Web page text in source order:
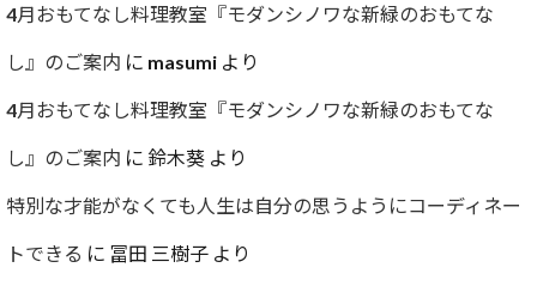
4月おもてなし料理教室『モダンシノワな新緑のおもてな
し』のご案内 に masumi より
4月おもてなし料理教室『モダンシノワな新緑のおもてな
し』のご案内 に 鈴木葵 より
特別な才能がなくても人生は自分の思うようにコーディネー
トできる に 冨田 三樹子 より